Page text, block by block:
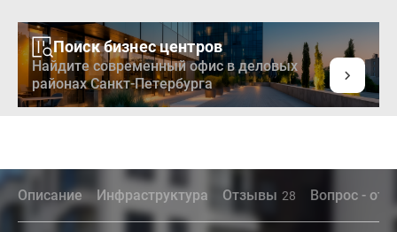
Поиск бизнес центров
Найдите современный офис в деловых
районах Санкт-Петербурга
Описание Инфраструктура Отзывы 28 Вопрос -